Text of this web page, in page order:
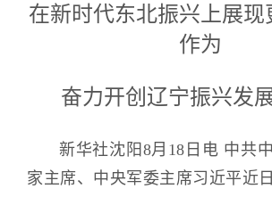
在新时代东北振兴上展现
作为
奋力开创辽宁振兴发
新华社沈阳8月18日电 中共
家主席、中央军委主席习近平近